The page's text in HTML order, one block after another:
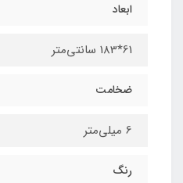
ابعاد
61*183 سانتی‌متر
ضخامت
6 میلی‌متر
رنگ